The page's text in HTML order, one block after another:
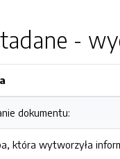
-
dokumentu:
która wytworzyła